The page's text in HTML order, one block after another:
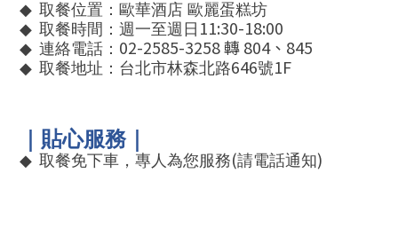
◆ 取餐位置：歐華酒店 歐麗蛋糕坊
◆ 取餐時間：週一至週日 11:30-18:00
◆ 連絡電話： 02-2585-3258轉804、 845
◆ 取餐地址：台北市林森北路646號1F
｜貼心服務｜
◆ 取餐免下車，專人為您服務(請電話通知)